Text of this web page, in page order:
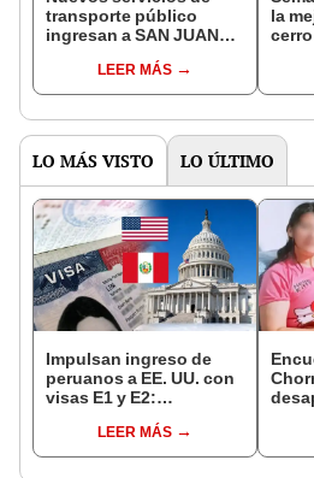
transporte público
ingresan a SAN JUAN
conoce AQUÍ sus
nuevas rutas
LEER MÁS
la
LO MÁS VISTO LO ÚLTIMO
Impulsan ingreso de
peruanos a EE. UU. con
visas E1 y E2:
pymes serían los más
beneficiados
LEER MÁS